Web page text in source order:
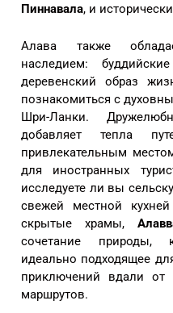
Пиннавала, и
Алава также
наследием:
деревенский образ
познакомиться с
Шри-Ланки.
добавляет тепла
привлекательным
для иностранных
исследуете ли вы
свежей местной
скрытые храмы,
сочетание природы,
идеально подходящее
приключений вдали от
маршрутов.